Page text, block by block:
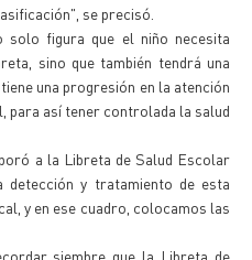
se precisó.
figura que el niño necesita
sino que también tendrá una
una progresión en la atención
para así tener controlada la salud
a la Libreta de Salud Escolar
detección y tratamiento de esta
y en ese cuadro, colocamos las
siembre que la Libreta de